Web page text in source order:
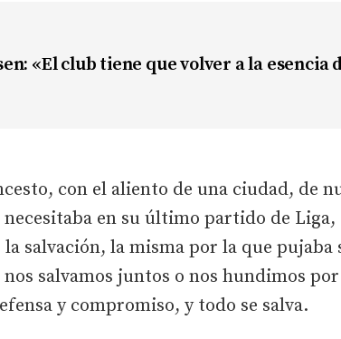
«El club tiene que volver a la esencia
con el aliento de una ciudad, de
en su último partido de
salvación, la misma por la que
salvamos juntos o nos hundimos
y compromiso, y todo se salva.